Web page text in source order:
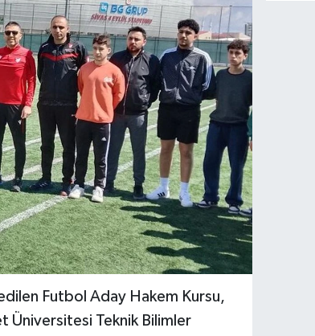
Futbol Aday Hakem Kursu,
Üniversitesi Teknik Bilimler